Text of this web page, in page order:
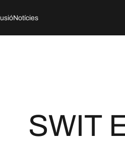
Notícies
SWIT